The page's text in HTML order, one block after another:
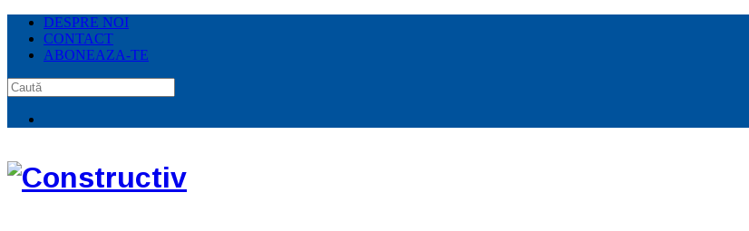
DESPRE NOI
CONTACT
ABONEAZA-TE